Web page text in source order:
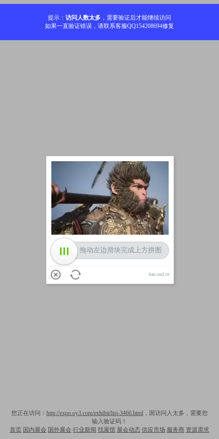
提示： 访问人数太多 ，需要验证后才能继续访问
如果一直验证错误，请联系客服QQ154208694修复
您正在访问： http://expo.oy3.com/exhibit/list-3466.html ，因访问人太多，需要您
输入验证码！
首页 国内展会 国外展会 行业新闻 找展馆 展会动态 供应市场 服务商 资源需求
加载中
拖动左边滑块完成上方拼图
hao.sud.cn